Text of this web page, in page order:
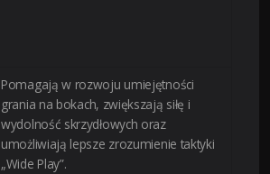
Pomagają w rozwoju umiejętności
grania na bokach, zwiększają siłę i
wydolność skrzydłowych oraz
umożliwiają lepsze zrozumienie taktyki
„Wide Play”.